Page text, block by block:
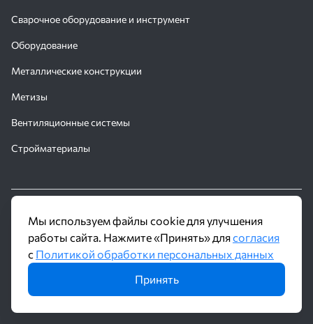
Сварочное оборудование и инструмент
Оборудование
Металлические конструкции
Метизы
Вентиляционные системы
Стройматериалы
© 2016 - 2026 Производственное объединение «Трубное
Решение»
Политика обработки персональных данных
Информация на сайте не является публичной офертой и носит
ознакомительный характер. Наличие, описание и цены уточняйте у
Мы используем файлы cookie для улучшения
работы сайта. Нажмите «Принять» длясогласия
с Политикой обработки персональных данных
Принять